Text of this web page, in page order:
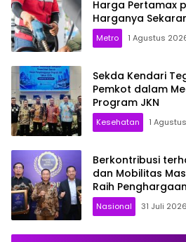
Harga Pertamax
Harganya
Metro 1 Agustus
Sekda Kendari
Pemkot dalam
Program JKN
Kesehatan 1
Berkontribusi
dan Mobilitas
Raih
Indonesia Awards
Nasional 31 Juli 2026